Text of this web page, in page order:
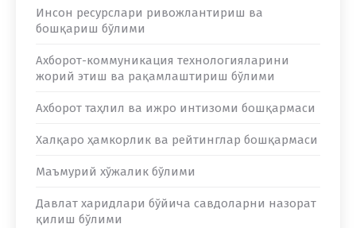
Инсон ресурслари ривожлантириш ва
бошқариш бўлими
Ахборот-коммуникация технологияларини
жорий этиш ва рақамлаштириш бўлими
Ахборот таҳлил ва ижро интизоми бошқармаси
Халқаро ҳамкорлик ва рейтинглар бошқармаси
Маъмурий хўжалик бўлими
Давлат харидлари бўйича савдоларни назорат
қилиш бўлими